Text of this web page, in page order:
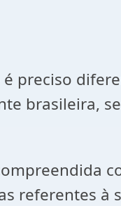
preciso
brasileira,
referentes à